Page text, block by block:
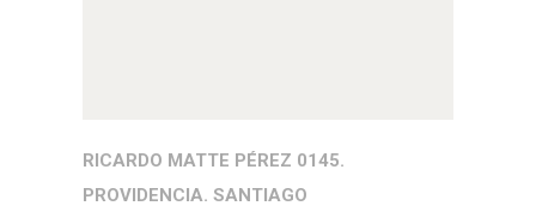
RICARDO MATTE PÉREZ 0145.
PROVIDENCIA. SANTIAGO